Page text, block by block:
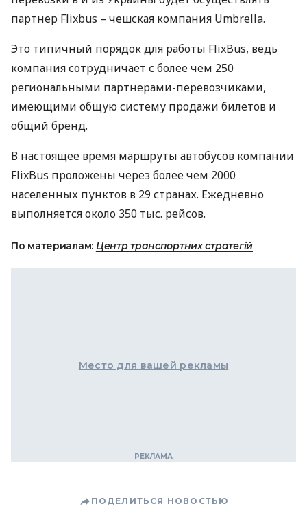
партнер Flixbus – чешская компания Umbrella.
Это типичный порядок для работы FlixBus, ведь
компания сотрудничает с более чем 250
региональными партнерами-перевозчиками,
имеющими общую систему продажи билетов и
общий бренд.
В настоящее время маршруты автобусов компании
FlixBus проложены через более чем 2000
населенных пунктов в 29 странах. Ежедневно
выполняется около 350 тыс. рейсов.
По материалам: Центр транспортних стратегій
Место для вашей рекламы
ПОДЕЛИТЬСЯ НОВОСТЬЮ